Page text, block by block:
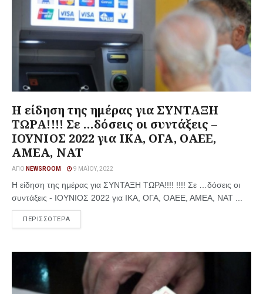
Η είδηση της ημέρας για ΣΥΝΤΑΞΗ
ΤΩΡΑ!!!! Σε …δόσεις οι συντάξεις –
ΙΟΥΝΙΟΣ 2022 για ΙΚΑ, ΟΓΑ, ΟΑΕΕ,
ΑΜΕΑ, ΝΑΤ
ΑΠΌ NEWSROOM 9 ΜΑΪ́ΟΥ, 2022
Η είδηση της ημέρας για ΣΥΝΤΑΞΗ ΤΩΡΑ!!!! !!!! Σε …δόσεις οι
συντάξεις - ΙΟΥΝΙΟΣ 2022 για ΙΚΑ, ΟΓΑ, ΟΑΕΕ, ΑΜΕΑ, ΝΑΤ ...
ΠΕΡΙΣΣΟΤΕΡΑ